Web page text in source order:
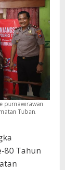
purnawirawan
Tuban.
80 Tahun